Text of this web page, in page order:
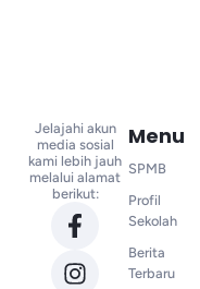
Jelajahi akun
media sosial
kami lebih jauh
melalui alamat
berikut:
Menu
SPMB
Profil
Sekolah
Berita
Terbaru